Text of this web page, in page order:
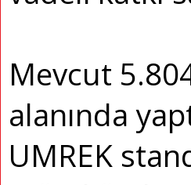
Mevcut
alanında
UMREK